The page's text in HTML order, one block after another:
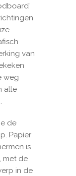
van
weg
alle
de
Papier
is
met de
in de